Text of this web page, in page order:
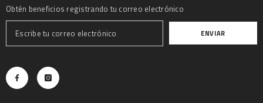
Obtén beneficios registrando tu correo electrónico
ENVIAR